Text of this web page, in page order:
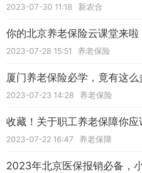
2023-07-30 11:18 新农合
你的北京养老保险云课堂来啦
2023-07-28 15:51 养老保险
厦门养老保险必学，竟有这
2023-07-23 14:28 养老保险
收藏！关于职工养老保障你
2023-07-22 16:47 养老保障
2023年北京医保报销必备，